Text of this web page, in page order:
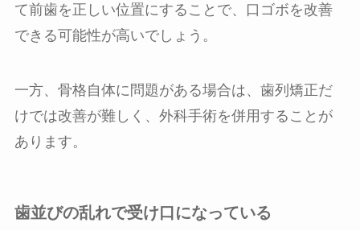
て前歯を正しい位置にすることで、口ゴボを改善
できる可能性が高いでしょう。
一方、骨格自体に問題がある場合は、歯列矯正だ
けでは改善が難しく、外科手術を併用することが
あります。
歯並びの乱れで受け口になっている